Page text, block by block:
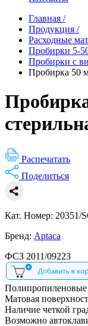
Главная /
Продукция /
Расходные
Пробирки 5-
Пробирки с
Пробирка 50
Распечатать
Поделиться
Кат. Номер: 20351/
Бренд: Aptaca
ФСЗ 2011/09223
Полипропиленовые
Матовая
Наличие четкой
Возможно